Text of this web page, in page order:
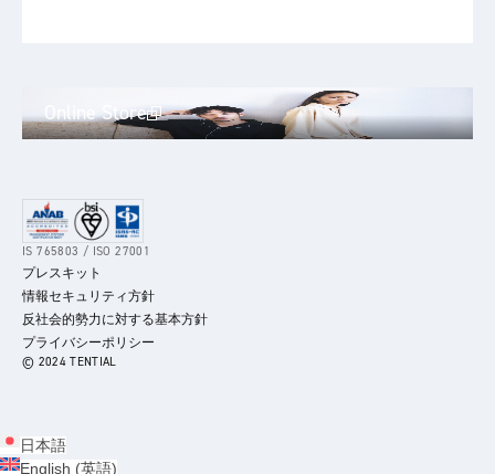
Online Store
IS 765803 / ISO 27001
プレスキット
情報セキュリティ方針
反社会的勢力に対する基本方針
プライバシーポリシー
© 2024 TENTIAL
日本語
English (英語)